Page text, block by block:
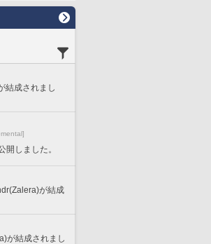
結成されまし
開しました。
が結成
が結成されまし